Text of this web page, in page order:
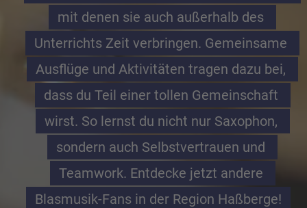
mit denen sie auch außerhalb des
Unterrichts Zeit verbringen. Gemeinsame
Ausflüge und Aktivitäten tragen dazu bei,
dass du Teil einer tollen Gemeinschaft
wirst. So lernst du nicht nur Saxophon,
sondern auch Selbstvertrauen und
Teamwork. Entdecke jetzt andere
Blasmusik-Fans in der Region Haßberge!